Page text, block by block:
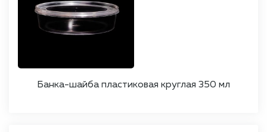
Банка-шайба пластиковая круглая 350 мл